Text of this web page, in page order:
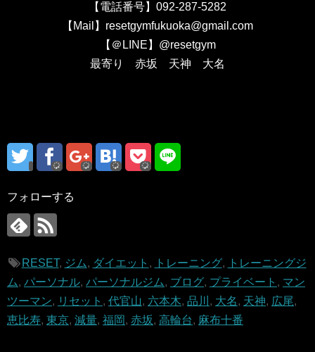
【電話番号】092-287-5282
【Mail】resetgymfukuoka@gmail.com
【＠LINE】@resetgym
最寄り 赤坂 天神 大名
フォローする
RESET, ジム, ダイエット , トレーニング,
トレーニングジ
ム, パーソナル, パーソナルジム, ブログ, プライベート , マン
ツーマン, リセット , 代官山, 六本木, 品川 , 大名, 天神, 広尾,
恵比寿, 東京, 減量, 福岡, 赤坂, 高輪台, 麻布十番